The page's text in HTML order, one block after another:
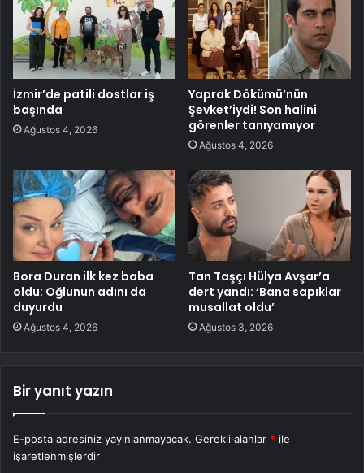
İzmir’de patili dostlar iş
başında
Ağustos 4, 2026
Yaprak Dökümü’nün
Şevket’iydi! Son halini
görenler tanıyamıyor
Ağustos 4, 2026
Bora Duran ilk kez baba
oldu: Oğlunun adını da
duyurdu
Ağustos 4, 2026
Tan Taşçı Hülya Avşar’a
dert yandı: ‘Bana sapıklar
musallat oldu’
Ağustos 3, 2026
Bir yanıt yazın
E-posta adresiniz yayınlanmayacak. Gerekli alanlar * ile
işaretlenmişlerdir